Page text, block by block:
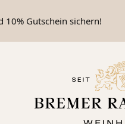
10% Gutschein sichern!